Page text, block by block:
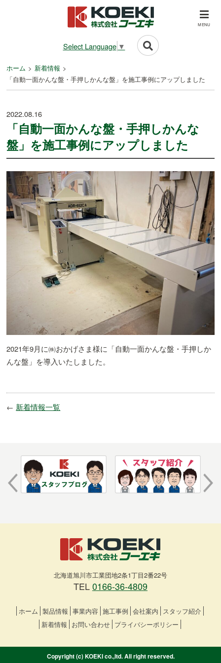
Select Language ▼
MENU
ホーム
新着情報
「自動一面かんな盤・手押しかんな盤」を施工事例にアップしました
2022.08.16
「自動一面かんな盤・手押しかんな
盤」を施工事例にアップしました
2021年9月に㈱おかげさま様に「自動一面かんな盤・手押しか
んな盤」を導入いたしました。
← 新着情報一覧
北海道旭川市工業団地2条1丁目2番22号
TEL0166-36-4809
ホーム 製品情報 事業内容 施工事例 会社案内
スタッフ紹介
新着情報 お問い合わせ プライバシーポリシー
Copyright (c) KOEKI co.,ltd. All right reserved.